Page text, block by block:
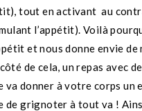
tout en activant au
l’appétit). Voilà
et nous donne envie
de cela, un repas avec
va donner à votre corps un
de grignoter à tout va !